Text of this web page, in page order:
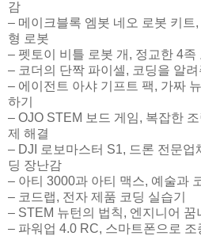
감
– 메이크블록 엠봇 네오 로봇 키트
형 로봇
– 펫토이 비틀 로봇 개, 정교한 4족
– 코더의 단짝 파이셀, 코딩을 알려
– 에이전트 아샤 기프트 팩, 가짜
하기
– OJO STEM 보드 게임, 복잡한
제 해결
– DJI 로보마스터 S1, 드론 전문업
딩 장난감
– 아티 3000과 아티 맥스, 예술과
– 코드랩, 전자 제품 코딩 실습기
– STEM 뉴턴의 법칙, 엔지니어 꿈
– 파워업 4.0 RC, 스마트폰으로 조